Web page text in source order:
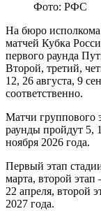
Фото: РФС
На бюро
матчей Кубка
первого раунда
Второй, третий,
12, 26 августа, 9
соответственно.
Матчи группового
раунды пройдут 5,
ноября 2026 года.
Первый этап
марта, второй этап
22 апреля, второй
2027 года.